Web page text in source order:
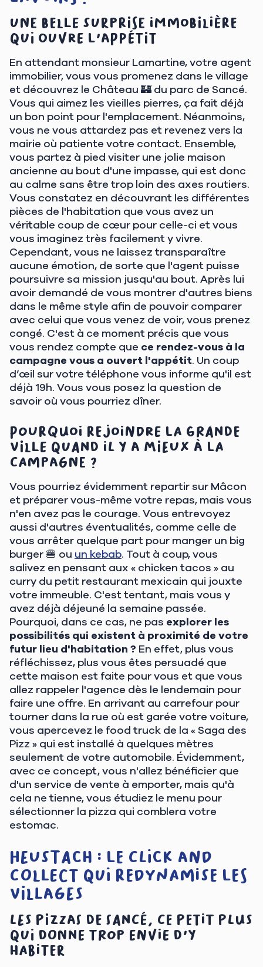
Une belle surprise immobilière
qui ouvre l'appétit
En attendant monsieur Lamartine, votre agent
immobilier, vous vous promenez dans le village
et découvrez le Château 🏰 du parc de Sancé.
Vous qui aimez les vieilles pierres, ça fait déjà
un bon point pour l'emplacement. Néanmoins,
vous ne vous attardez pas et revenez vers la
mairie où patiente votre contact. Ensemble,
vous partez à pied visiter une jolie maison
ancienne au bout d'une impasse, qui est donc
au calme sans être trop loin des axes routiers.
Vous constatez en découvrant les différentes
pièces de l'habitation que vous avez un
véritable coup de cœur pour celle-ci et vous
vous imaginez très facilement y vivre.
Cependant, vous ne laissez transparaître
aucune émotion, de sorte que l'agent puisse
poursuivre sa mission jusqu'au bout. Après lui
avoir demandé de vous montrer d'autres biens
dans le même style afin de pouvoir comparer
avec celui que vous venez de voir, vous prenez
congé. C'est à ce moment précis que vous
vous rendez compte que ce rendez-vous à la
campagne vous a ouvert l'appétit. Un coup
d’œil sur votre téléphone vous informe qu'il est
déjà 19h. Vous vous posez la question de
savoir où vous pourriez dîner.
Pourquoi rejoindre la grande
ville quand il y a mieux à la
campagne ?
Vous pourriez évidemment repartir sur Mâcon
et préparer vous-même votre repas, mais vous
n'en avez pas le courage. Vous entrevoyez
aussi d'autres éventualités, comme celle de
vous arrêter quelque part pour manger un big
burger 🍔 ou un kebab. Tout à coup, vous
salivez en pensant aux « chicken tacos » au
curry du petit restaurant mexicain qui jouxte
votre immeuble. C'est tentant, mais vous y
avez déjà déjeuné la semaine passée.
Pourquoi, dans ce cas, ne pas explorer les
possibilités qui existent à proximité de votre
futur lieu d'habitation ? En effet, plus vous
réfléchissez, plus vous êtes persuadé que
cette maison est faite pour vous et que vous
allez rappeler l'agence dès le lendemain pour
faire une offre. En arrivant au carrefour pour
tourner dans la rue où est garée votre voiture,
vous apercevez le food truck de la « Saga des
Pizz » qui est installé à quelques mètres
seulement de votre automobile. Évidemment,
avec ce concept, vous n'allez bénéficier que
d'un service de vente à emporter, mais qu'à
cela ne tienne, vous étudiez le menu pour
sélectionner la pizza qui comblera votre
estomac.
Heustach : le click and
collect qui redynamise les
villages
Les pizzas de Sancé, ce petit plus
qui donne trop envie d'y
habiter